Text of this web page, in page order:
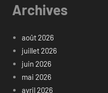
Archives
août 2026
juillet 2026
juin 2026
mai 2026
avril 2026